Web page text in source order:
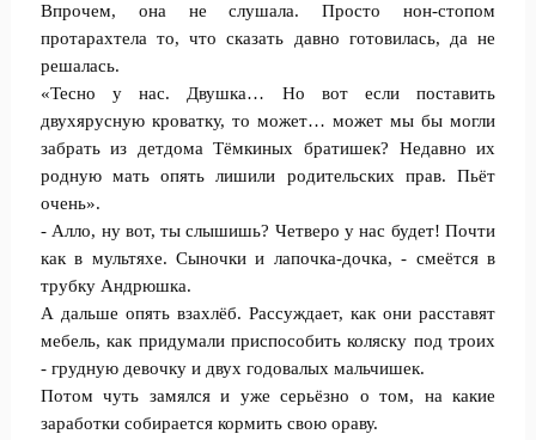
Впрочем, она не слушала. Просто нон-стопом
протарахтела то, что сказать давно готовилась, да не
решалась.
«Тесно у нас. Двушка… Но вот если поставить
двухярусную кроватку, то может… может мы бы могли
забрать из детдома Тёмкиных братишек? Недавно их
родную мать опять лишили родительских прав. Пьёт
очень».
- Алло, ну вот, ты слышишь? Четверо у нас будет! Почти
как в мультяхе. Сыночки и лапочка-дочка, - смеётся в
трубку Андрюшка.
А дальше опять взахлёб. Рассуждает, как они расставят
мебель, как придумали приспособить коляску под троих
- грудную девочку и двух годовалых мальчишек.
Потом чуть замялся и уже серьёзно о том, на какие
заработки собирается кормить свою ораву.